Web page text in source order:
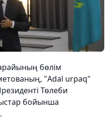
бөлім
"Adal urpaq"
Төлеби
бойынша